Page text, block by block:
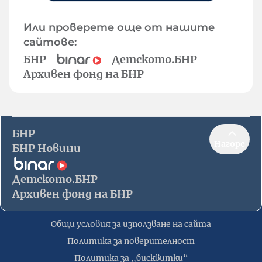
Или проверете още от нашите
сайтове:
БНР
Детското.БНР
Архивен фонд на БНР
БНР
БНР Новини
Детското.БНР
Архивен фонд на БНР
Общи условия за използване на сайта
Политика за поверителност
Политика за „бисквитки“